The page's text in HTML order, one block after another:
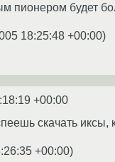
пионером будет
18:25:48 +00:00)
+00:00
скачать
+00:00)